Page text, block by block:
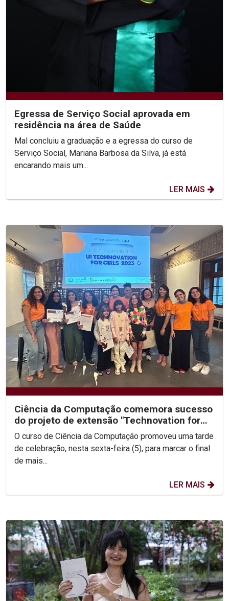
Egressa de Serviço Social aprovada em
residência na área de Saúde
Mal concluiu a graduação e a egressa do curso de
Serviço Social, Mariana Barbosa da Silva, já está
encarando mais um...
LER MAIS
Ciência da Computação comemora sucesso
do projeto de extensão "Technovation for
Girls 2023"
O curso de Ciência da Computação promoveu uma tarde
de celebração, nesta sexta-feira (5), para marcar o final
de mais...
LER MAIS